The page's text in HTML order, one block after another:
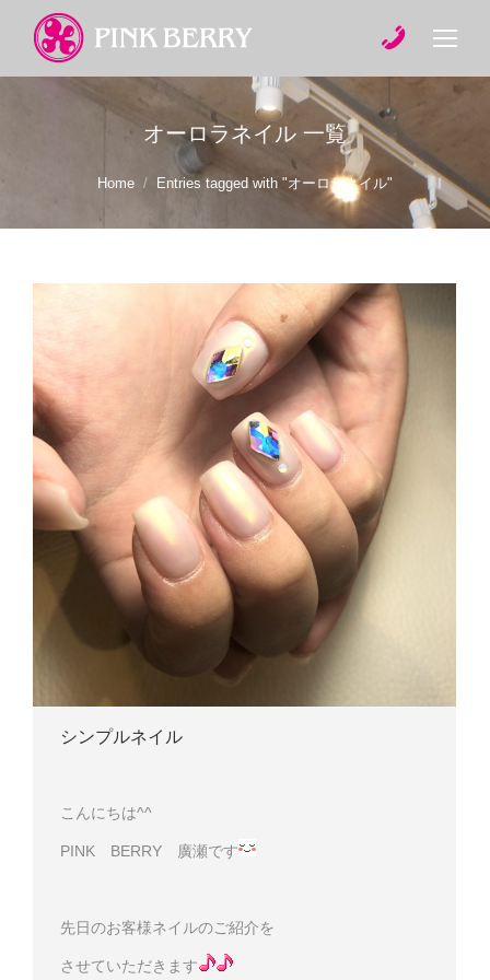
オーロラネイル 一覧
You are here:
Home Entries tagged with "オーロラネイル"
シンプルネイル
こんにちは^^
PINK BERRY 廣瀬です
先日のお客様ネイルのご紹介を
させていただきます